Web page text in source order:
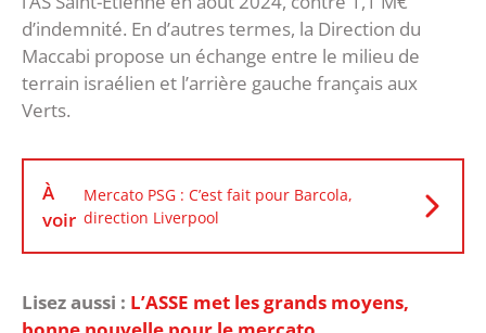
d’indemnité. En d’autres termes, la Direction du
Maccabi propose un échange entre le milieu de
terrain israélien et l’arrière gauche français aux
Verts.
À
voir
Mercato PSG : C’est fait pour Barcola,
direction Liverpool
Lisez aussi : L’ASSE met les grands moyens,